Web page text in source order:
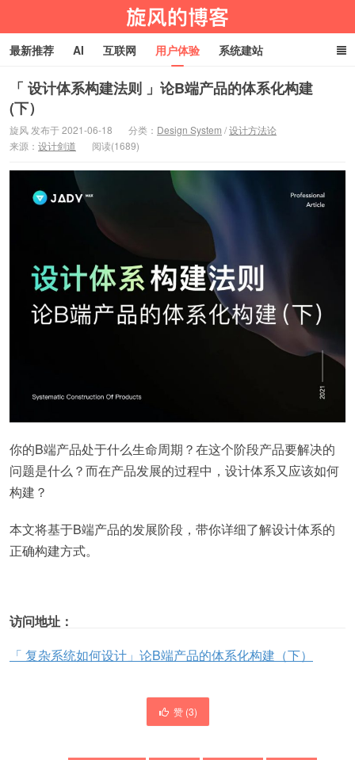
旋风物语
最新推荐 AI 互联网 用户体验 系统建站
编程技术 淘宝客 生活百科 玩机技巧 网址导航
「 设计体系构建法则 」论B端产品的体系化构建
(下）
旋风 发布于 2021-06-18 分类： Design System /设计方法论
来源： 设计剑道 阅读(1689)
你的B端产品处于什么生命周期？在这个阶段产品要解决的
问题是什么？而在产品发展的过程中，设计体系又应该如何
构建？
本文将基于B端产品的发展阶段，带你详细了解设计体系的
正确构建方式。
访问地址：
「 复杂系统如何设计」论B端产品的体系化构建（下）
赞 (3)